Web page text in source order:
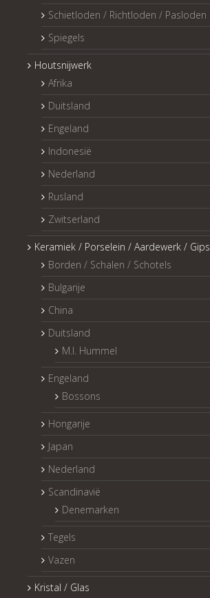
Schietloden / Richtloden / Pasloden
Spiegels
Houtsnijwerk
Afrika
Duitsland
Engeland
Indonesië
Nederland
Rusland
Zwitserland
Keramiek / Porselein / Aardewerk / Gips
Borden / Schalen / Schotels
Bulgarije
China
Duitsland
M.I. Hummel
Engeland
Bossons
Hongarije
Japan
Nederland
Scandinavië
Denemarken
Tegels
Vazen
Kristal / Glas